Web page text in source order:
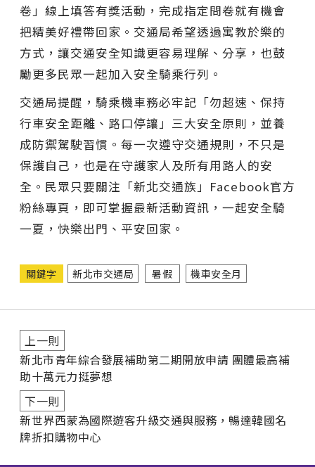
卷」線上填答有獎活動，完成指定問卷就有機會
把精美好禮帶回家。交通局希望透過寓教於樂的
方式，讓交通安全知識更容易理解、分享，也鼓
勵更多民眾一起加入安全騎乘行列。
交通局提醒，騎乘機車務必牢記「勿超速、保持
行車安全距離、路口停讓」三大安全原則，並養
成防禦駕駛習慣。每一次遵守交通規則，不只是
保護自己，也是在守護家人及所有用路人的安
全。民眾只要關注「新北交通族」Facebook官方
粉絲專頁，即可掌握最新活動資訊，一起安全騎
一夏，快樂出門、平安回家。
關鍵字 新北市交通局 暑假 機車安全月
上一則
新北市青年綜合發展補助第二期開放申請 團體最高補
助十萬元力挺夢想
下一則
新世界西蒙為國際遊客升級交通與服務，暢達韓國名
牌折扣購物中心